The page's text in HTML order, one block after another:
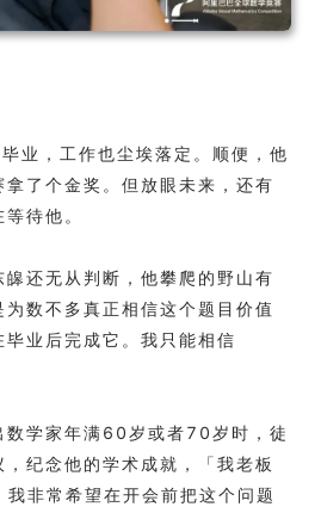
业，工作也尘埃落定。顺便，他
了个金奖。但放眼未来，还有
待他。
还无从判断，他攀爬的野山有
数不多真正相信这个题目价值
业后完成它。我只能相信
数学家年满60岁或者70岁时，徒
纪念他的学术成就，「我老板
非常希望在开会前把这个问题